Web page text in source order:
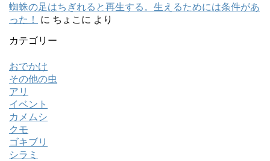
蜘蛛の足はちぎれると再生する。生えるためには条件があ
った！
に ちょこに より
カテゴリー
おでかけ
その他の虫
アリ
イベント
カメムシ
クモ
ゴキブリ
シラミ